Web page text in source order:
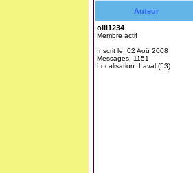
Auteur
olli1234
Membre actif
Inscrit le: 02 Aoû 2008
Messages: 1151
Localisation: Laval (53)